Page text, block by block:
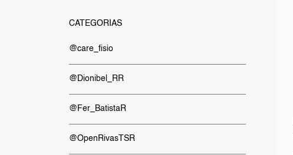
CATEGORÍAS
@care_fisio
@Dionibel_RR
@Fer_BatistaR
@OpenRivasTSR